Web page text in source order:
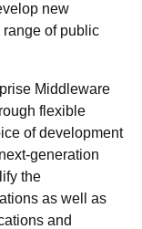
new
of public
Middleware
flexible
of development
generation
the
as well as
and